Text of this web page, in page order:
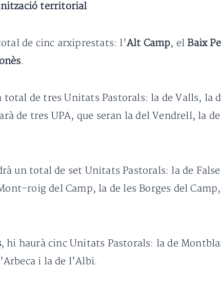
territorial
de cinc arxiprestats: l’Alt Camp, el Baix
.
total de tres Unitats Pastorals: la de Valls, la
de tres UPA, que seran la del Vendrell, la
un total de set Unitats Pastorals: la de
roig del Camp, la de les Borges del
, hi haurà cinc Unitats Pastorals: la de
i la de l’Albi.